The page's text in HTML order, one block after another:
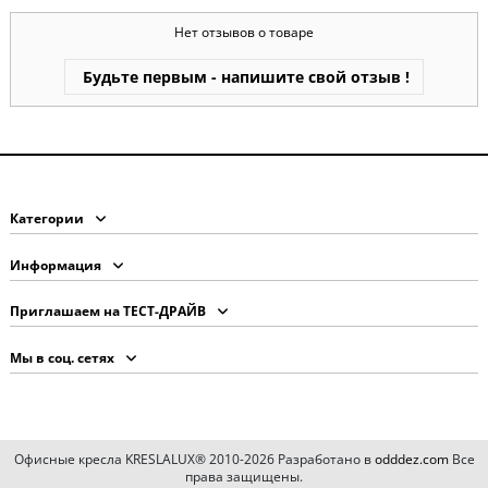
Нет отзывов о товаре
Будьте первым - напишите свой отзыв !
Категории
Информация
Приглашаем на ТЕСТ-ДРАЙВ
Мы в соц. сетях
Офисные кресла KRESLALUX® 2010-2026 Разработано вodddez.comВсе
права защищены.